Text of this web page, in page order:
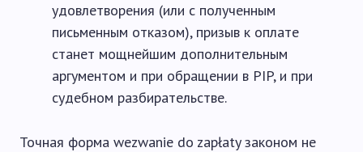
удовлетворения (или с полученным
письменным отказом), призыв к оплате
станет мощнейшим дополнительным
аргументом и при обращении в PIP, и при
судебном разбирательстве.
Точная форма wezwanie do zapłaty законом не